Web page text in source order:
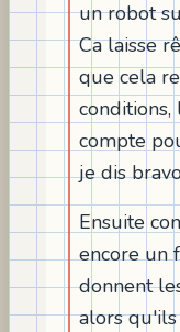
un robot
Ca laisse
que cela
compte
je dis
Ensuite
encore un
donnent
alors